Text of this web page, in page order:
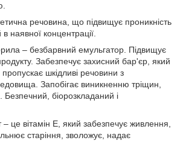
речовина, що підвищує проникність
наявної концентрації.
– безбарвний емульгатор. Підвищує
Забезпечує захисний бар'єр, який
шкідливі речовини з
Запобігає виникненню тріщин,
біорозкладаний і
це вітамін Е, який забезпечує живлення,
старіння, зволожує, надає